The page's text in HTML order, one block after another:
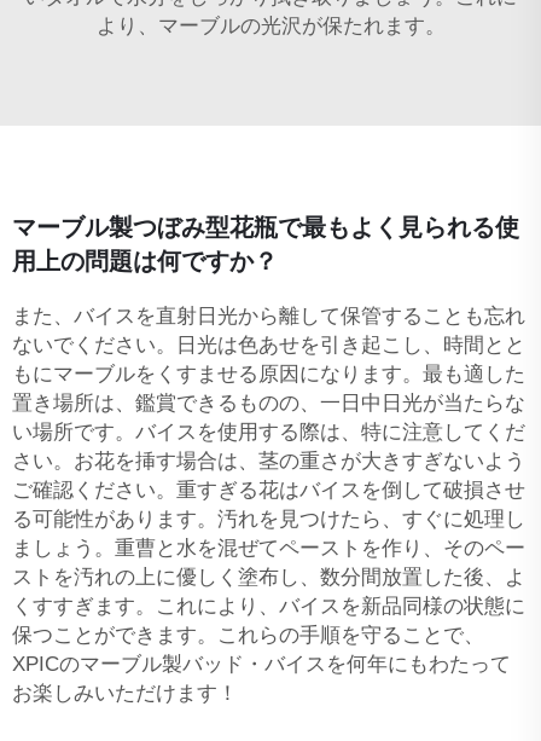
より、マーブルの光沢が保たれます。
マーブル製つぼみ型花瓶で最もよく見られる使
用上の問題は何ですか？
また、バイスを直射日光から離して保管することも忘れ
ないでください。日光は色あせを引き起こし、時間とと
もにマーブルをくすませる原因になります。最も適した
置き場所は、鑑賞できるものの、一日中日光が当たらな
い場所です。バイスを使用する際は、特に注意してくだ
さい。お花を挿す場合は、茎の重さが大きすぎないよう
ご確認ください。重すぎる花はバイスを倒して破損させ
る可能性があります。汚れを見つけたら、すぐに処理し
ましょう。重曹と水を混ぜてペーストを作り、そのペー
ストを汚れの上に優しく塗布し、数分間放置した後、よ
くすすぎます。これにより、バイスを新品同様の状態に
保つことができます。これらの手順を守ることで、
XPICのマーブル製バッド・バイスを何年にもわたって
お楽しみいただけます！